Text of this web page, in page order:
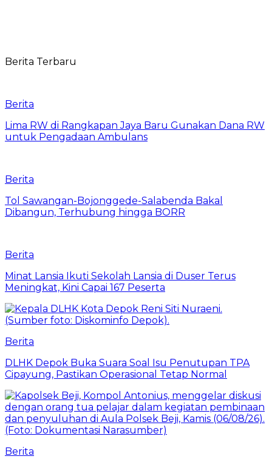
Berita Terbaru
Berita
Lima RW di Rangkapan Jaya Baru Gunakan Dana RW
untuk Pengadaan Ambulans
Berita
Tol Sawangan-Bojonggede-Salabenda Bakal
Dibangun, Terhubung hingga BORR
Berita
Minat Lansia Ikuti Sekolah Lansia di Duser Terus
Meningkat, Kini Capai 167 Peserta
Berita
DLHK Depok Buka Suara Soal Isu Penutupan TPA
Cipayung, Pastikan Operasional Tetap Normal
Berita